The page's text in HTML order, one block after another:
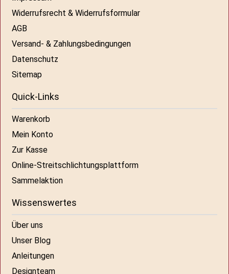
Widerrufsrecht & Widerrufsformular
AGB
Versand- & Zahlungsbedingungen
Datenschutz
Sitemap
Quick-Links
Warenkorb
Mein Konto
Zur Kasse
Online-Streitschlichtungsplattform
Sammelaktion
Wissenswertes
Über uns
Unser Blog
Anleitungen
Designteam